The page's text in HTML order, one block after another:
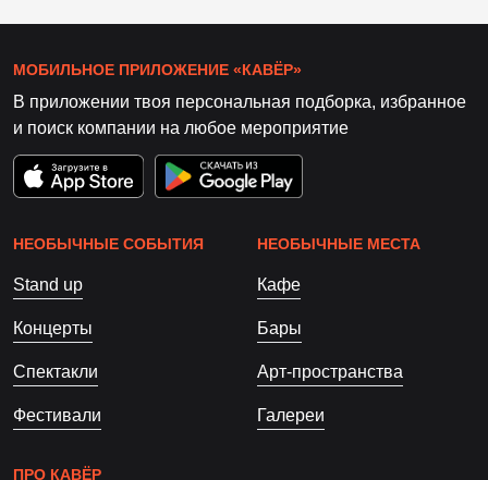
МОБИЛЬНОЕ ПРИЛОЖЕНИЕ «КАВЁР»
В приложении твоя персональная подборка, избранное
и поиск компании на любое мероприятие
НЕОБЫЧНЫЕ СОБЫТИЯ
Stand up
Концерты
Спектакли
Фестивали
НЕОБЫЧНЫЕ МЕСТА
Кафе
Бары
Арт-пространства
Галереи
ПРО КАВЁР